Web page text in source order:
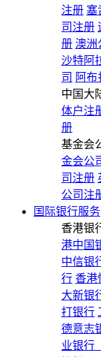
注册 塞
司注册
册 澳洲
沙特阿
司 阿布
中国大
体户注
册
基金会
金会公
司注册
公司注
国际银行服务
香港银
港中国
中信银
行 香港
大新银
打银行
德意志
业银行